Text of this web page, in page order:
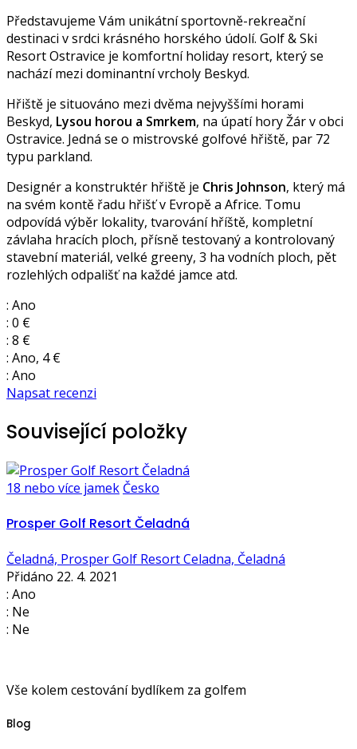
Představujeme Vám unikátní sportovně-rekreační
destinaci v srdci krásného horského údolí. Golf & Ski
Resort Ostravice je komfortní holiday resort, který se
nachází mezi dominantní vrcholy Beskyd.
Hřiště je situováno mezi dvěma nejvyššími horami
Beskyd, Lysou horou a Smrkem, na úpatí hory Žár v obci
Ostravice. Jedná se o mistrovské golfové hřiště, par 72
typu parkland.
Designér a konstruktér hřiště je Chris Johnson, který má
na svém kontě řadu hřišť v Evropě a Africe. Tomu
odpovídá výběr lokality, tvarování hříště, kompletní
závlaha hracích ploch, přísně testovaný a kontrolovaný
stavební materiál, velké greeny, 3 ha vodních ploch, pět
rozlehlých odpališť na každé jamce atd.
: Ano
: 0 €
: 8 €
: Ano, 4 €
: Ano
Napsat recenzi
Související položky
18 nebo více jamek Česko
Prosper Golf Resort Čeladná
Čeladná, Prosper Golf Resort Celadna, Čeladná
Přidáno 22. 4. 2021
: Ano
: Ne
: Ne
Vše kolem cestování bydlíkem za golfem
Blog